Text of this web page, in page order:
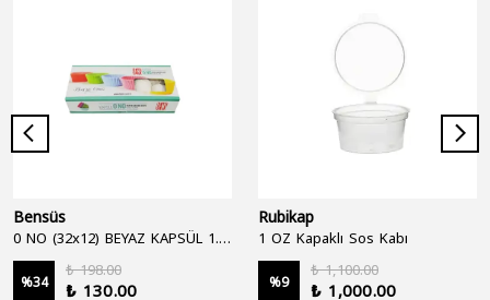
Bensüs
%34
₺ 198.00
₺ 130.00
Rubikap
1 OZ Kapaklı Sos Kabı
%9
₺ 1,100.00
₺ 1,000.00